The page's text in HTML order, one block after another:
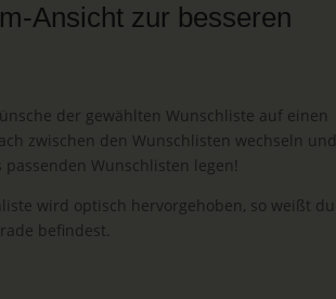
Ansicht zur besseren
der gewählten Wunschliste auf einen
zwischen den Wunschlisten wechseln und
Wunschlisten legen!
wird optisch hervorgehoben, so weißt du
befindest.